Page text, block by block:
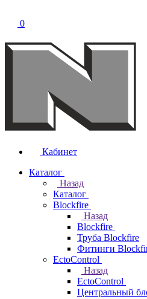
0
Кабинет
Каталог
Назад
Каталог
Blockfire
Назад
Blockfire
Труба Blockfire
Фитинги
EctoControl
Назад
EctoControl
Центральный